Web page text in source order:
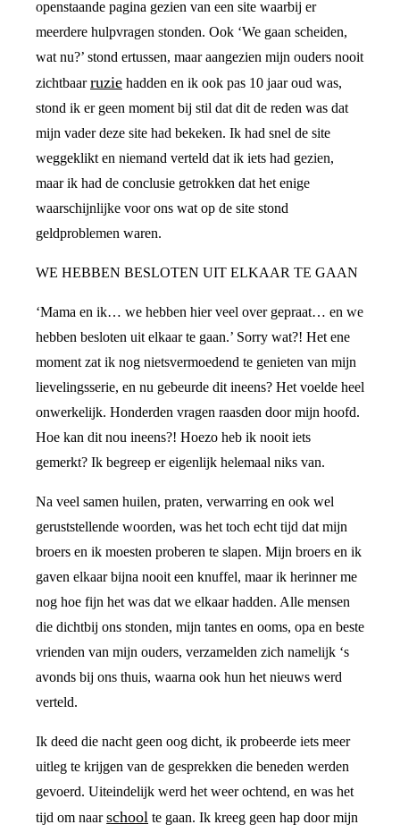
openstaande pagina gezien van een site waarbij er
meerdere hulpvragen stonden. Ook ‘We gaan scheiden,
wat nu?’ stond ertussen, maar aangezien mijn ouders nooit
zichtbaarruzie hadden en ik ook pas 10 jaar oud was,
stond ik er geen moment bij stil dat dit de reden was dat
mijn vader deze site had bekeken. Ik had snel de site
weggeklikt en niemand verteld dat ik iets had gezien,
maar ik had de conclusie getrokken dat het enige
waarschijnlijke voor ons wat op de site stond
geldproblemen waren.
WE HEBBEN BESLOTEN UIT ELKAAR TE GAAN
‘Mama en ik… we hebben hier veel over gepraat… en we
hebben besloten uit elkaar te gaan.’ Sorry wat?! Het ene
moment zat ik nog nietsvermoedend te genieten van mijn
lievelingsserie, en nu gebeurde dit ineens? Het voelde heel
onwerkelijk. Honderden vragen raasden door mijn hoofd.
Hoe kan dit nou ineens?! Hoezo heb ik nooit iets
gemerkt? Ik begreep er eigenlijk helemaal niks van.
Na veel samen huilen, praten, verwarring en ook wel
geruststellende woorden, was het toch echt tijd dat mijn
broers en ik moesten proberen te slapen. Mijn broers en ik
gaven elkaar bijna nooit een knuffel, maar ik herinner me
nog hoe fijn het was dat we elkaar hadden. Alle mensen
die dichtbij ons stonden, mijn tantes en ooms, opa en beste
vrienden van mijn ouders, verzamelden zich namelijk ‘s
avonds bij ons thuis, waarna ook hun het nieuws werd
verteld.
Ik deed die nacht geen oog dicht, ik probeerde iets meer
uitleg te krijgen van de gesprekken die beneden werden
gevoerd. Uiteindelijk werd het weer ochtend, en was het
tijd om naarschool te gaan. Ik kreeg geen hap door mijn